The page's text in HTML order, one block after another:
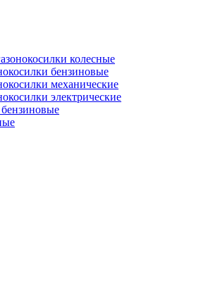
колесные
бензиновые
механические
электрические